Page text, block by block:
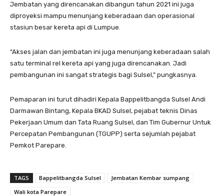
Jembatan yang direncanakan dibangun tahun 2021 ini juga
diproyeksi mampu menunjang keberadaan dan operasional
stasiun besar kereta api di Lumpue.
“Akses jalan dan jembatan ini juga menunjang keberadaan salah
satu terminal rel kereta api yang juga direncanakan. Jadi
pembangunan ini sangat strategis bagi Sulsel,” pungkasnya.
Pemaparan ini turut dihadiri Kepala Bappelitbangda Sulsel Andi
Darmawan Bintang, Kepala BKAD Sulsel, pejabat teknis Dinas
Pekerjaan Umum dan Tata Ruang Sulsel, dan Tim Gubernur Untuk
Percepatan Pembangunan (TGUPP) serta sejumlah pejabat
Pemkot Parepare.
TAGS Bappelitbangda Sulsel
Jembatan Kembar sumpang
Wali kota Parepare